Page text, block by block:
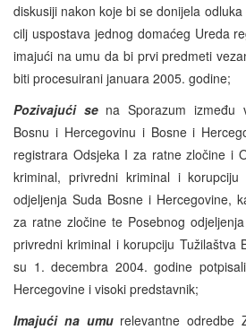
diskusiji nakon koje bi se donijela
cilj uspostava jednog domaćeg Ureda
imajući na umu da bi prvi predmeti
biti procesuirani januara 2005. godine;
Pozivajući sena Sporazum između
Bosnu i Hercegovinu i Bosne i
registrara Odsjeka I za ratne zločine i
kriminal, privredni kriminal i korupciju
odjeljenja Suda Bosne i Hercegovine,
za ratne zločine te Posebnog
privredni kriminal i korupciju Tužilaštva
su 1. decembra 2004. godine
Hercegovine i visoki predstavnik;
Imajući na umurelevantne odredbe